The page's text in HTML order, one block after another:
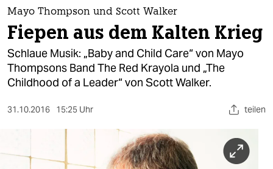
themen
politik
öko
Mayo Thompson und Scott Walker
Fiepen aus dem Kalten Krieg
Schlaue Musik: „Baby and Child Care“ von Mayo
Thompsons Band The Red Krayola und „The
Childhood of a Leader“ von Scott Walker.
31.10.2016 15:25 Uhr teilen